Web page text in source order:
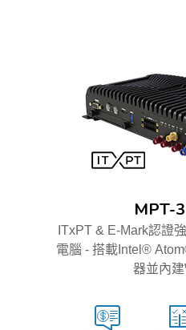
MPT-
ITxPT & E-Mark認證
電腦 - 搭載Intel®
器並內建